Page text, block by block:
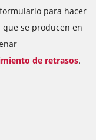
para hacer
se producen en
de retrasos.